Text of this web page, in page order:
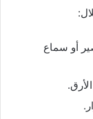
أو سماع